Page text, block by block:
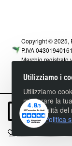
Utilizziamo i
Utilizziamo
migliorare la
funzionalità
nostraPolitica
Copyright © 2025,
P.IVA
Marchio registrato